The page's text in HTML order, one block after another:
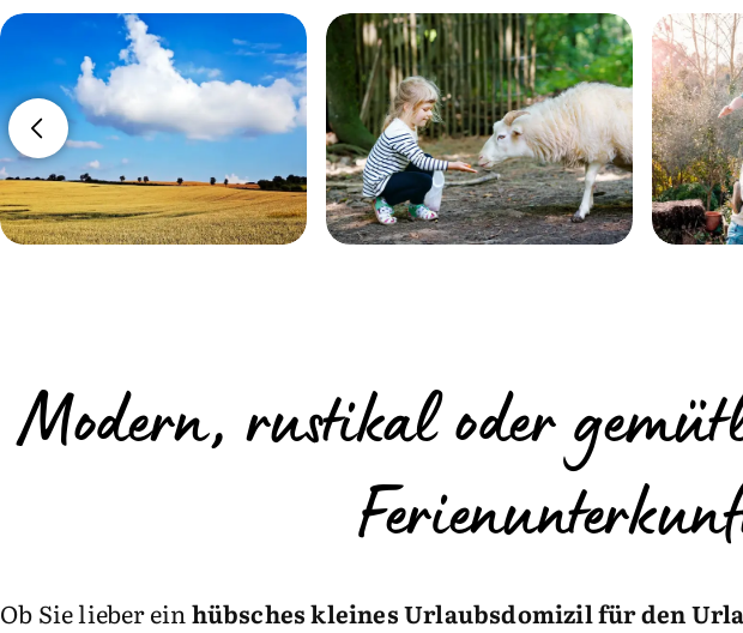
Modern, rustikal oder
Ob Sie lieber ein hübsches kleines Urlaubsdomizil für den